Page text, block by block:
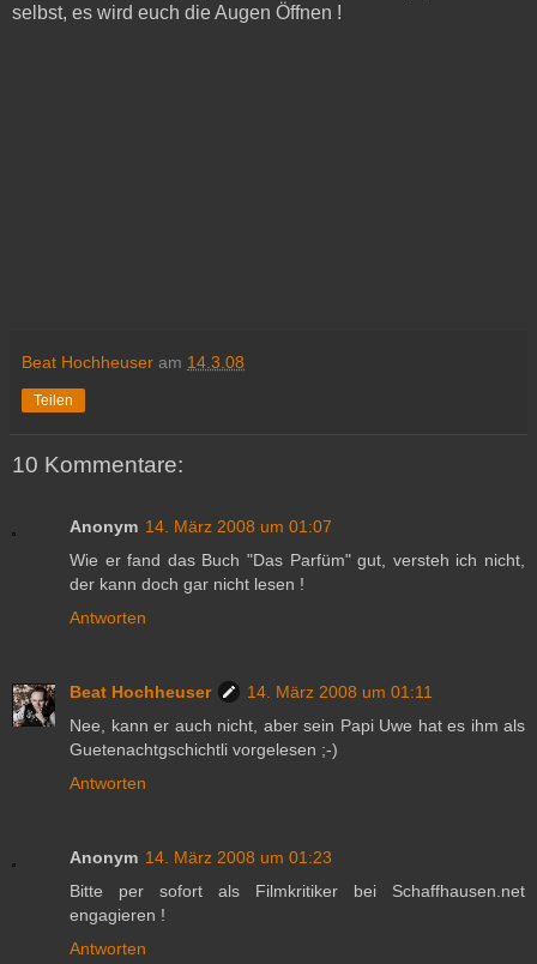
selbst, es wird euch die Augen Öffnen !
Beat Hochheuser am 14.3.08
Teilen
10 Kommentare:
Anonym 14. März 2008 um 01:07
Wie er fand das Buch "Das Parfüm" gut, versteh ich nicht,
der kann doch gar nicht lesen !
Antworten
Beat Hochheuser
14. März 2008 um 01:11
Nee, kann er auch nicht, aber sein Papi Uwe hat es ihm als
Guetenachtgschichtli vorgelesen ;-)
Antworten
Anonym 14. März 2008 um 01:23
Bitte per sofort als Filmkritiker bei Schaffhausen.net
engagieren !
Antworten